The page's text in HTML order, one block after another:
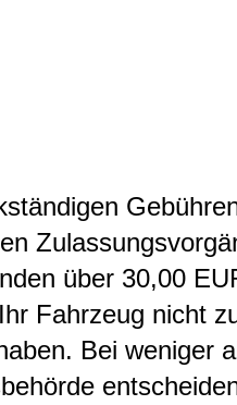
über 30,00
Fahrzeug nicht
Bei weniger